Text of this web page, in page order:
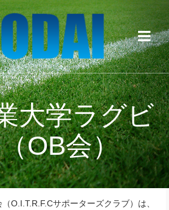
大学ラグビ
OB会）
O.I.T.R.F.Cサポーターズクラブ）は、